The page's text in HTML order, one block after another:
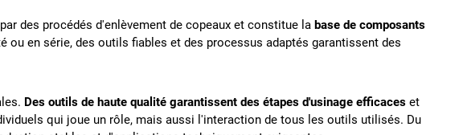
des procédés d'enlèvement de copeaux et constitue la base de composants
en série, des outils fiables et des processus adaptés garantissent des
Des outils de haute qualité garantissent des étapes d'usinage efficaces et
qui joue un rôle, mais aussi l'interaction de tous les outils utilisés. Du